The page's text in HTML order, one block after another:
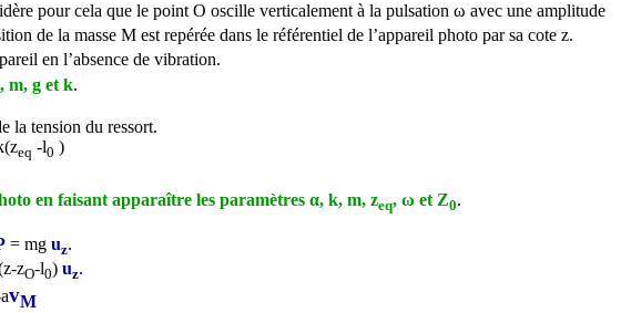
pour cela que le point O oscille verticalement à la pulsation ω avec une amplitude
de la masse M est repérée dans le référentiel de l’appareil photo par sa cote z.
en l’absence de vibration.
, m, g et k.
la tension du ressort.
zeq -l0 )
en faisant apparaître les paramètres α, k, m, zeq, ω et Z0.
= mg uz.
zO-l0) uz.
avM